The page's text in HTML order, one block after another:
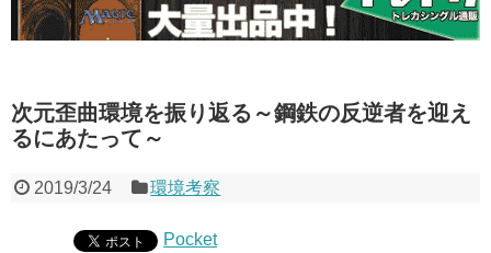
次元歪曲環境を振り返る～鋼鉄の反逆者を迎え
るにあたって～
2019/3/24 環境考察
Pocket